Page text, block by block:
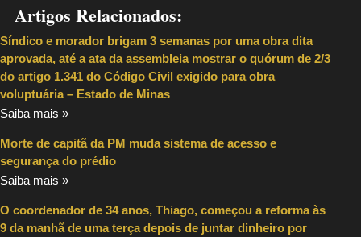
Artigos Relacionados:
Síndico e morador brigam 3 semanas por uma obra dita
aprovada, até a ata da assembleia mostrar o quórum de 2/3
do artigo 1.341 do Código Civil exigido para obra
voluptuária – Estado de Minas
Saiba mais »
Morte de capitã da PM muda sistema de acesso e
segurança do prédio
Saiba mais »
O coordenador de 34 anos, Thiago, começou a reforma às
9 da manhã de uma terça depois de juntar dinheiro por